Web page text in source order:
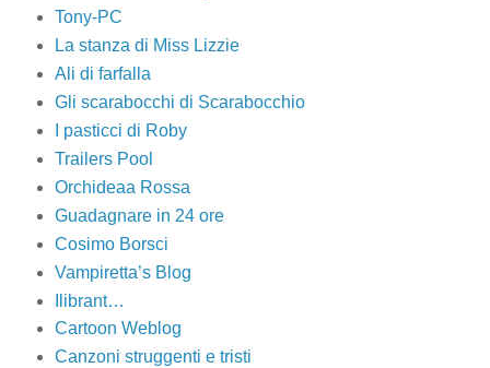
Tony-PC
La stanza di Miss Lizzie
Ali di farfalla
Gli scarabocchi di Scarabocchio
I pasticci di Roby
Trailers Pool
Orchideaa Rossa
Guadagnare in 24 ore
Cosimo Borsci
Vampiretta’s Blog
Ilibrant…
Cartoon Weblog
Canzoni struggenti e tristi